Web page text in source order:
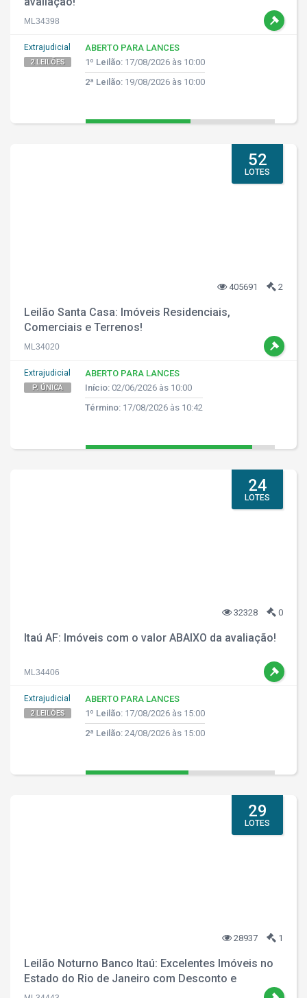
ML34398
Extrajudicial
2 LEILÕES
ABERTO PARA LANCES
1º Leilão: 17/08/2026 às 10:00
2ª Leilão: 19/08/2026 às 10:00
52
LOTES
405691 2
Leilão Santa Casa: Imóveis Residenciais,
Comerciais e Terrenos!
ML34020
Extrajudicial
P. ÚNICA
ABERTO PARA LANCES
Início: 02/06/2026 às 10:00
Término: 17/08/2026 às 10:42
24
LOTES
32328 0
Itaú AF: Imóveis com o valor ABAIXO da avaliação!
ML34406
Extrajudicial
2 LEILÕES
ABERTO PARA LANCES
1º Leilão: 17/08/2026 às 15:00
2ª Leilão: 24/08/2026 às 15:00
29
LOTES
28937 1
Leilão Noturno Banco Itaú: Excelentes Imóveis no
Estado do Rio de Janeiro com Desconto e
Parcelamento!